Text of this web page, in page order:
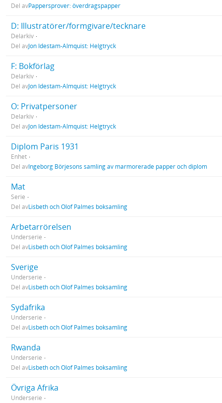
Del avPappersprover: överdragspapper
D: Illustratörer/formgivare/tecknare
Delarkiv
Del avJon Idestam-Almquist: Helgtryck
F: Bokförlag
Delarkiv
Del avJon Idestam-Almquist: Helgtryck
O: Privatpersoner
Delarkiv
Del avJon Idestam-Almquist: Helgtryck
Diplom Paris 1931
Enhet
Del avIngeborg Börjesons samling av marmorerade papper och diplom
Mat
Serie
Del avLisbeth och Olof Palmes boksamling
Arbetarrörelsen
Underserie
Del avLisbeth och Olof Palmes boksamling
Sverige
Underserie
Del avLisbeth och Olof Palmes boksamling
Sydafrika
Underserie
Del avLisbeth och Olof Palmes boksamling
Rwanda
Underserie
Del avLisbeth och Olof Palmes boksamling
Övriga Afrika
Underserie